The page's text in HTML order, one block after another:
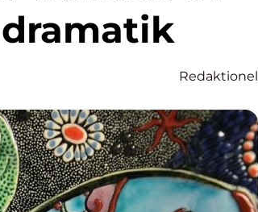
Redaktionel